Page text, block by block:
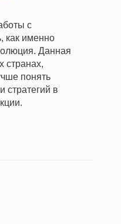
с
как именно
Данная
странах,
понять
стратегий в